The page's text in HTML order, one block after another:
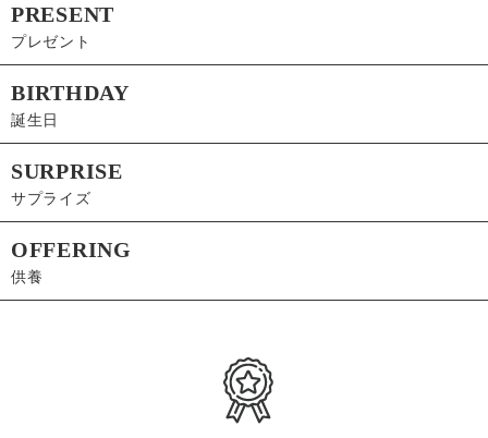
PRESENT
プレゼント
BIRTHDAY
誕生日
SURPRISE
サプライズ
OFFERING
供養